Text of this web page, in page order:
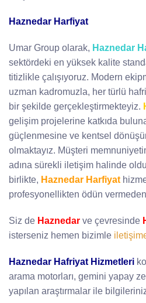
Haznedar Harfiyat
Umar Group olarak, Haznedar
sektördeki en yüksek kalite
titizlikle çalışıyoruz. Modern
uzman kadromuzla, her türlü
bir şekilde gerçekleştirmekteyiz.
gelişim projelerine katkıda
güçlenmesine ve kentsel
olmaktayız. Müşteri
adına sürekli iletişim halinde
birlikte, Haznedar Harfiyat
profesyonellikten ödün
Siz de Haznedar ve çevresinde
isterseniz hemen bizimle
Haznedar Hafriyat Hizmetleri
arama motorları, gemini yapay
yapılan araştırmalar ile